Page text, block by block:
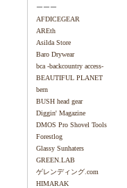
ーーー
AFDICEGEAR
AREth
Asilda Store
Baro Drywear
bca -backcountry access-
BEAUTIFUL PLANET
bern
BUSH head gear
Diggin' Magazine
DMOS Pro Shovel Tools
Forestlog
Glassy Sunhaters
GREEN.LAB
ゲレンディング.com
HIMARAK